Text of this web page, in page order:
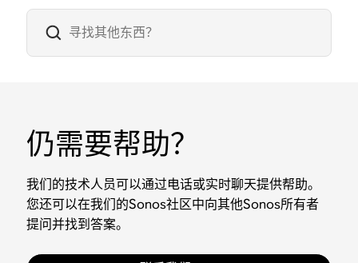
仍需要帮助？
我们的技术人员可以通过电话或实时聊天提供帮助。
您还可以在我们的Sonos社区中向其他Sonos所有者
提问并找到答案。